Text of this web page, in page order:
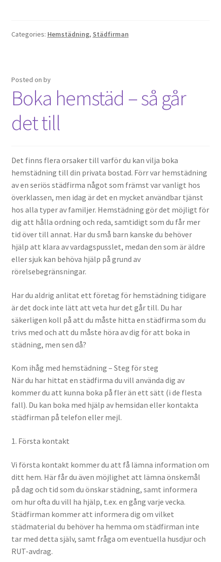
Categories: Hemstädning, Städfirman
Posted on by
Boka hemstäd – så går
det till
Det finns flera orsaker till varför du kan vilja boka
hemstädning till din privata bostad. Förr var hemstädning
av en seriös städfirma något som främst var vanligt hos
överklassen, men idag är det en mycket användbar tjänst
hos alla typer av familjer. Hemstädning gör det möjligt för
dig att hålla ordning och reda, samtidigt som du får mer
tid över till annat. Har du små barn kanske du behöver
hjälp att klara av vardagspusslet, medan den som är äldre
eller sjuk kan behöva hjälp på grund av
rörelsebegränsningar.
Har du aldrig anlitat ett företag för hemstädning tidigare
är det dock inte lätt att veta hur det går till. Du har
säkerligen koll på att du måste hitta en städfirma som du
trivs med och att du måste höra av dig för att boka in
städning, men sen då?
Kom ihåg med hemstädning – Steg för steg
När du har hittat en städfirma du vill använda dig av
kommer du att kunna boka på fler än ett sätt (i de flesta
fall). Du kan boka med hjälp av hemsidan eller kontakta
städfirman på telefon eller mejl.
1. Första kontakt
Vi första kontakt kommer du att få lämna information om
ditt hem. Här får du även möjlighet att lämna önskemål
på dag och tid som du önskar städning, samt informera
om hur ofta du vill ha hjälp, t.ex. en gång varje vecka.
Städfirman kommer att informera dig om vilket
städmaterial du behöver ha hemma om städfirman inte
tar med detta själv, samt fråga om eventuella husdjur och
RUT-avdrag.